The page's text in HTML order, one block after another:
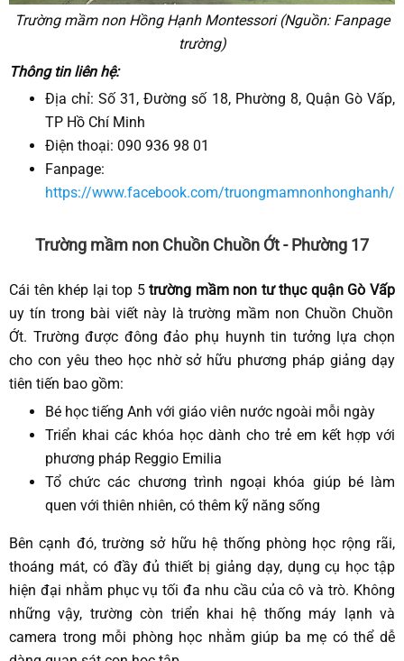
Trường mầm non Hồng Hạnh Montessori (Nguồn: Fanpage
trường)
Thông tin liên hệ:
Địa chỉ: Số 31, Đường số 18, Phường 8, Quận Gò Vấp,
TP Hồ Chí Minh
Điện thoại: 090 936 98 01
Fanpage:
https://www.facebook.com/truongmamnonhonghanh/
Trường mầm non Chuồn Chuồn Ớt - Phường 17
Cái tên khép lại top 5trường mầm non tư thục quận Gò Vấp
uy tín trong bài viết này là trường mầm non Chuồn Chuồn
Ớt. Trường được đông đảo phụ huynh tin tưởng lựa chọn
cho con yêu theo học nhờ sở hữu phương pháp giảng dạy
tiên tiến bao gồm:
Bé học tiếng Anh với giáo viên nước ngoài mỗi ngày
Triển khai các khóa học dành cho trẻ em kết hợp với
phương pháp Reggio Emilia
Tổ chức các chương trình ngoại khóa giúp bé làm
quen với thiên nhiên, có thêm kỹ năng sống
Bên cạnh đó, trường sở hữu hệ thống phòng học rộng rãi,
thoáng mát, có đầy đủ thiết bị giảng dạy, dụng cụ học tập
hiện đại nhằm phục vụ tối đa nhu cầu của cô và trò. Không
những vậy, trường còn triển khai hệ thống máy lạnh và
camera trong mỗi phòng học nhằm giúp ba mẹ có thể dễ